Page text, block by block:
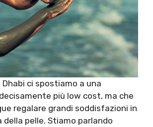
Dhabi ci spostiamo a una
più low cost, ma che
regalare grandi soddisfazioni in
della pelle. Stiamo parlando